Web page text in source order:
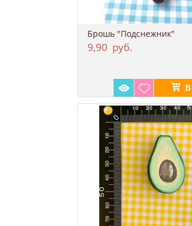
Брошь "Подснежник"
9,90 руб.